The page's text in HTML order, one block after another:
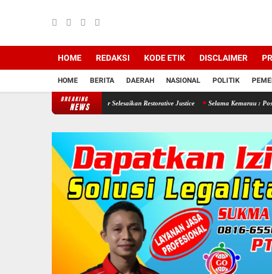
HOME REDAKSI KODE ETIK DISCLAIMER
HOME BERITA DAERAH NASIONAL POLITIK
BREAKING
NEWS
, Polsek Jenar Selesaikan Restorative Justice Selama Kemarau : Posko Relawan